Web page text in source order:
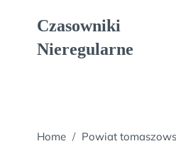
Czasowniki
Nieregularne
Home / Powiat